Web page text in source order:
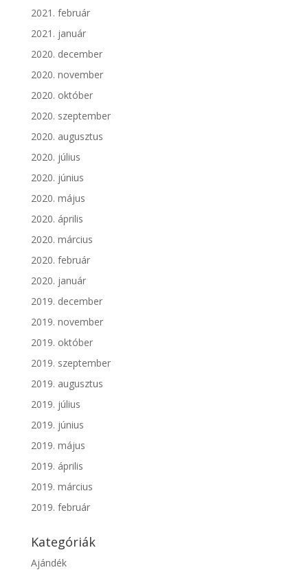
2021. február
2021. január
2020. december
2020. november
2020. október
2020. szeptember
2020. augusztus
2020. július
2020. június
2020. május
2020. április
2020. március
2020. február
2020. január
2019. december
2019. november
2019. október
2019. szeptember
2019. augusztus
2019. július
2019. június
2019. május
2019. április
2019. március
2019. február
Kategóriák
Ajándék